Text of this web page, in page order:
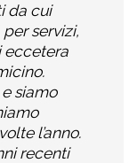
da cui
servizi,
eccetera
siamo
l’anno.
recenti